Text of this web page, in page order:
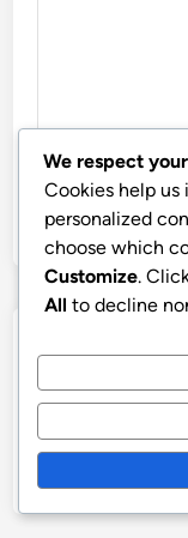
Post
navigation
Conversion
Definition,
Auswirkungen
We respect
Cookies help us
personalized
choose which
Customize.
All to decline